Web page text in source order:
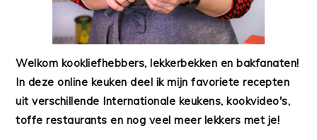
Welkom kookliefhebbers, lekkerbekken en bakfanaten!
In deze online keuken deel ik mijn favoriete recepten
uit verschillende Internationale keukens, kookvideo's,
toffe restaurants en nog veel meer lekkers met je!